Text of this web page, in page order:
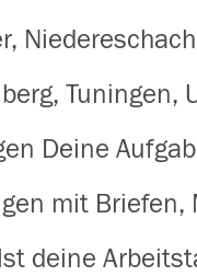
Deine
mit
deine